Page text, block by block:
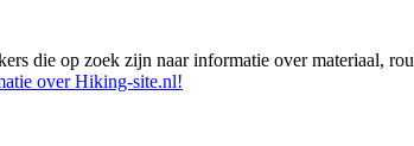
die op zoek zijn naar informatie over materiaal,
over Hiking-site.nl!